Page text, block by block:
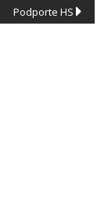
Podporte HS